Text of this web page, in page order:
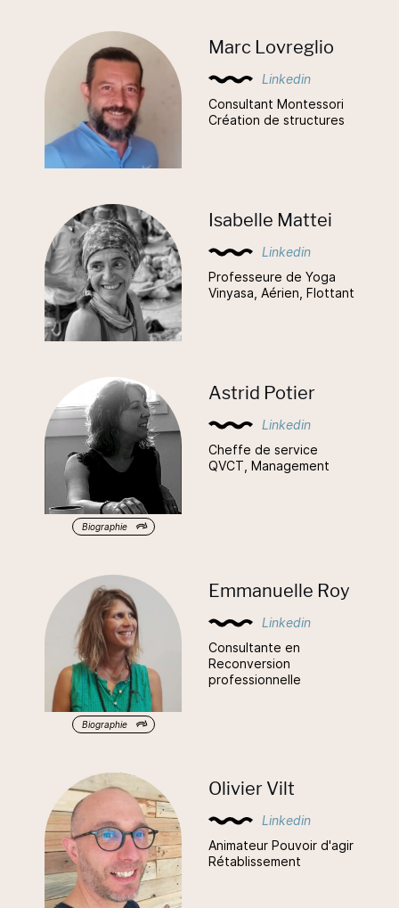
Marc Lovreglio
Linkedin
Consultant Montessori
Création de structures
Isabelle Mattei
Linkedin
Professeure de Yoga
Vinyasa, Aérien, Flottant
Biographie
Astrid Potier
Linkedin
Cheffe de service
QVCT, Management
Biographie
Emmanuelle Roy
Linkedin
Consultante en
Reconversion
professionnelle
Olivier Vilt
Linkedin
Animateur Pouvoir d'agir
Rétablissement